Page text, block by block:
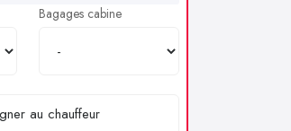
Bagages cabine